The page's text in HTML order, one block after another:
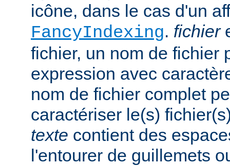
icône, dans le cas d'un
FancyIndexing. fichier
fichier, un nom de fichier
expression avec
nom de fichier complet
caractériser le(s)
texte contient des
l'entourer de guillemets